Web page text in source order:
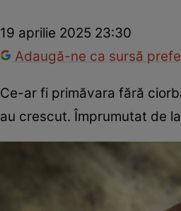
19 aprilie 2025 23:30
Adaugă-ne ca sursă
Ce-ar fi primăvara fără
au crescut. Împrumutat de